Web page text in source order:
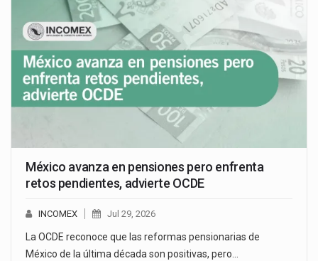
México avanza en pensiones pero enfrenta
retos pendientes, advierte OCDE
INCOMEX Jul 29, 2026
La OCDE reconoce que las reformas pensionarias de
México de la última década son positivas, pero…